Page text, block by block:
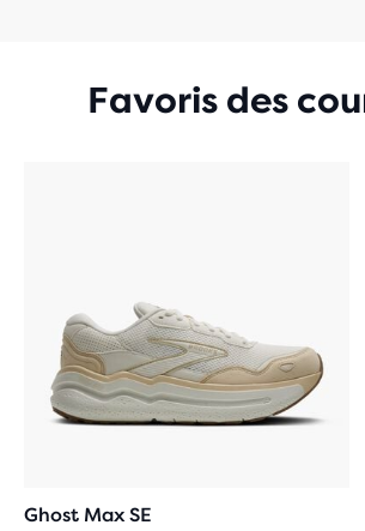
Favoris des
Ghost Max SE